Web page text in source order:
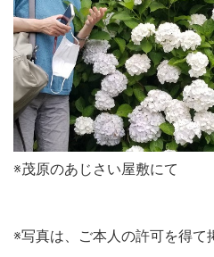
※茂原のあじさい屋敷にて
※写真は、ご本人の許可を得て